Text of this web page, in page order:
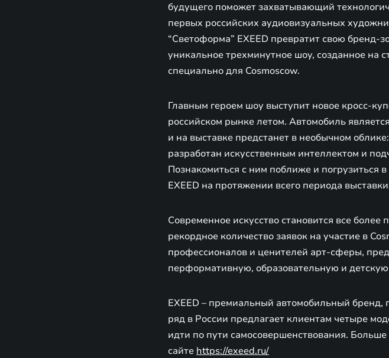
будущего поможет захватывающий
первых российских аудиовизуальных
“Светоформа” EXEED превратит свою бренд-
уникальное трехминутное шоу, созданное на
специально для Cosmoscow.
Главным героем шоу выступит новое кросс-
российском рынке летом. Автомобиль
и на выставке предстанет в необычном
разработан искусственным интеллектом и
Познакомиться с ним поближе и погрузиться
EXEED на протяжении всего периода
Современное искусство становится все
рекордное количество заявок на участие в
профессионалов и ценителей арт-сферы,
перформативную, образовательную и
EXEED – премиальный автомобильный
ряд в России предлагает клиентам четыре
идти по пути самосовершенствования.
сайте https://exeed.ru/